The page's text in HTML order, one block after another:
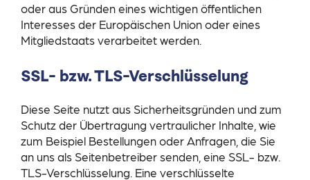
oder aus Gründen eines wichtigen öffentlichen
Interesses der Europäischen Union oder eines
Mitgliedstaats verarbeitet werden.
SSL- bzw. TLS-Verschlüsselung
Diese Seite nutzt aus Sicherheitsgründen und zum
Schutz der Übertragung vertraulicher Inhalte, wie
zum Beispiel Bestellungen oder Anfragen, die Sie
an uns als Seitenbetreiber senden, eine SSL- bzw.
TLS-Verschlüsselung. Eine verschlüsselte